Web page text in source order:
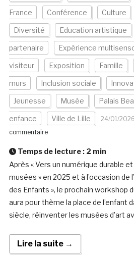
France Conférence Culture
Diversité Education artistique
partenaire Expérience
visiteur Exposition Famille
murs Inclusion sociale
Jeunesse Musée Palais
enfance Ville de Lille 24/01/2026
commentaire
Temps de lecture : 2 min
Après « Vers un numérique durable
musées » en 2025 et à l’occasion de
des Enfants », le prochain workshop
aura pour thème la place de l’enfant
siècle, réinventer les musées d’art
Lire la suite →